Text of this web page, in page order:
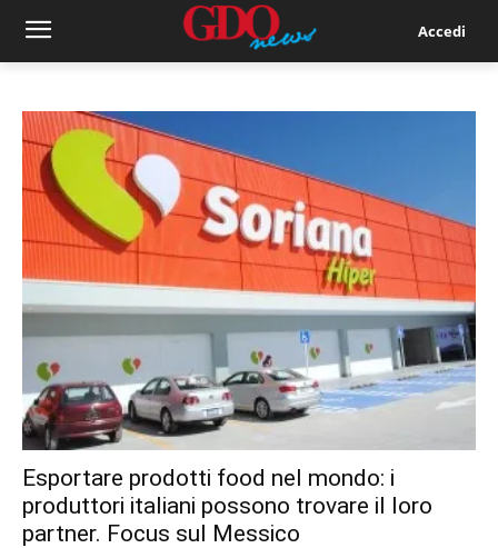
Accedi
Esportare prodotti food nel mondo: i
produttori italiani possono trovare il loro
partner. Focus sul Messico